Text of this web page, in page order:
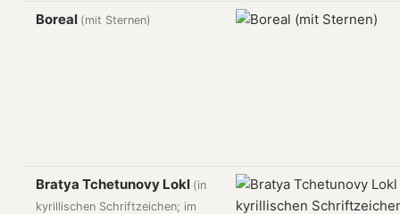
Boreal (mit Sternen)
Bratya Tchetunovy Lokl (in
kyrillischen Schriftzeichen; im